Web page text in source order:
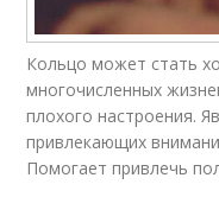
Кольцо может стать
многочисленных
плохого настроения.
привлекающих
Помогает привлечь